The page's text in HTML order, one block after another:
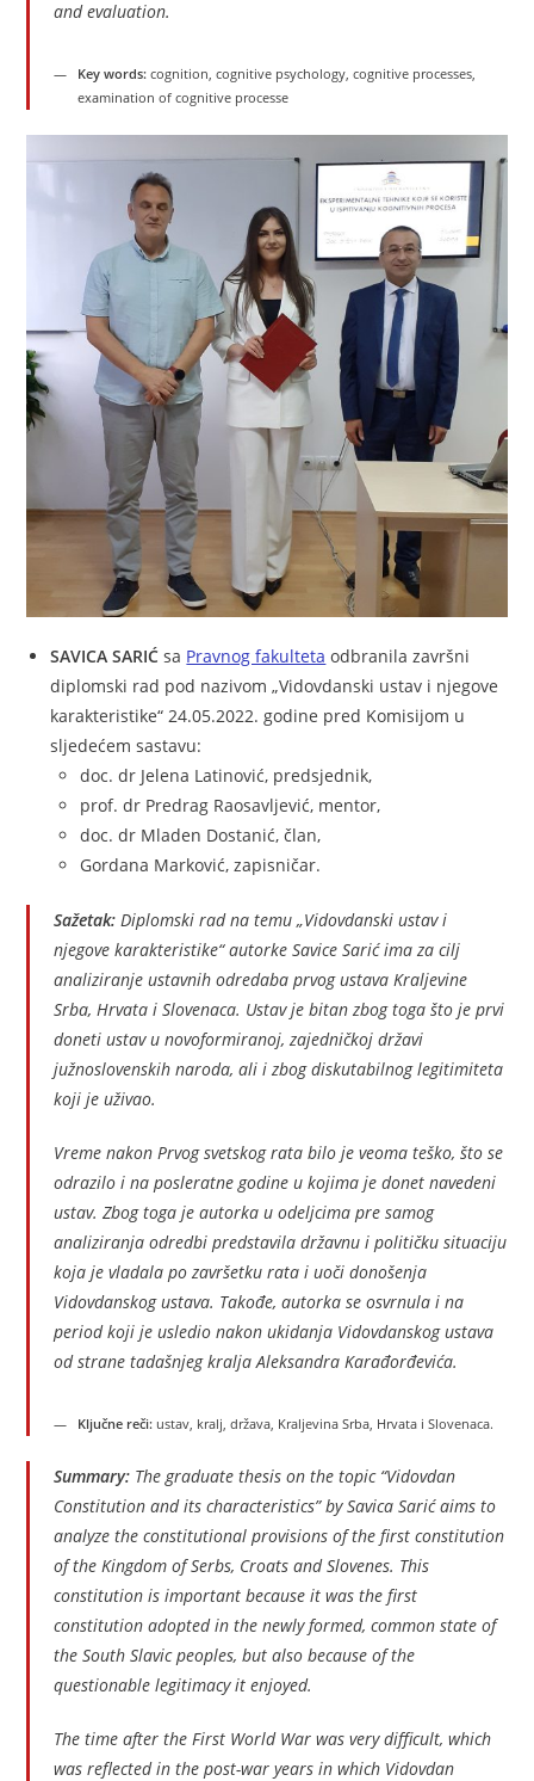
and evaluation.
Key words: cognition, cognitive psychology, cognitive processes,
examination of cognitive processe
SAVICA SARIĆ sa Pravnog fakulteta odbranila završni
diplomski rad pod nazivom „Vidovdanski ustav i njegove
karakteristike“ 24.05.2022. godine pred Komisijom u
sljedećem sastavu:
doc. dr Jelena Latinović, predsjednik,
prof. dr Predrag Raosavljević, mentor,
doc. dr Mladen Dostanić, član,
Gordana Marković, zapisničar.
Sažetak: Diplomski rad na temu „Vidovdanski ustav i
njegove karakteristike“ autorke Savice Sarić ima za cilj
analiziranje ustavnih odredaba prvog ustava Kraljevine
Srba, Hrvata i Slovenaca. Ustav je bitan zbog toga što je prvi
doneti ustav u novoformiranoj, zajedničkoj državi
južnoslovenskih naroda, ali i zbog diskutabilnog legitimiteta
koji je uživao.
Vreme nakon Prvog svetskog rata bilo je veoma teško, što se
odrazilo i na posleratne godine u kojima je donet navedeni
ustav. Zbog toga je autorka u odeljcima pre samog
analiziranja odredbi predstavila državnu i političku situaciju
koja je vladala po završetku rata i uoči donošenja
Vidovdanskog ustava. Takođe, autorka se osvrnula i na
period koji je usledio nakon ukidanja Vidovdanskog ustava
od strane tadašnjeg kralja Aleksandra Karađorđevića.
Ključne reči: ustav, kralj, država, Kraljevina Srba, Hrvata i Slovenaca.
Summary: The graduate thesis on the topic “Vidovdan
Constitution and its characteristics” by Savica Sarić aims to
analyze the constitutional provisions of the first constitution
of the Kingdom of Serbs, Croats and Slovenes. This
constitution is important because it was the first
constitution adopted in the newly formed, common state of
the South Slavic peoples, but also because of the
questionable legitimacy it enjoyed.
The time after the First World War was very difficult, which
was reflected in the post-war years in which Vidovdan